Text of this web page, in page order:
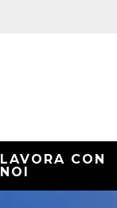
LAVORA CON
NOI